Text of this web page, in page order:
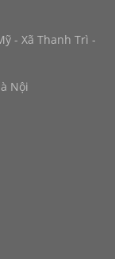
- Xã Thanh Trì -
Nội